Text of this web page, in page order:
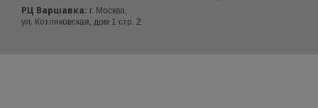
РЦ Варшавка: г. Москва,
ул. Котляковская, дом 1 стр. 2